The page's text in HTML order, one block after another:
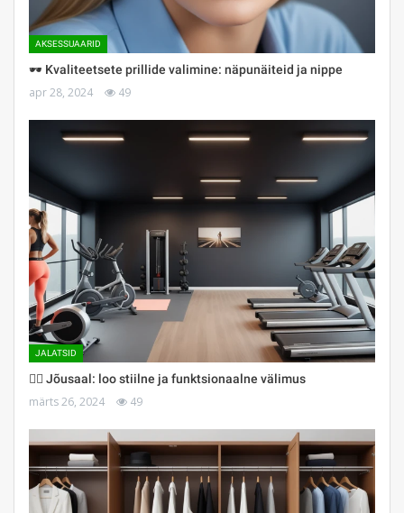
AKSESSUAARID
🕶 Kvaliteetsete prillide valimine: näpunäiteid ja nippe
apr 28, 2024 49
JALATSID
🏋️‍♀️ Jõusaal: loo stiilne ja funktsionaalne välimus
märts 26, 2024 49